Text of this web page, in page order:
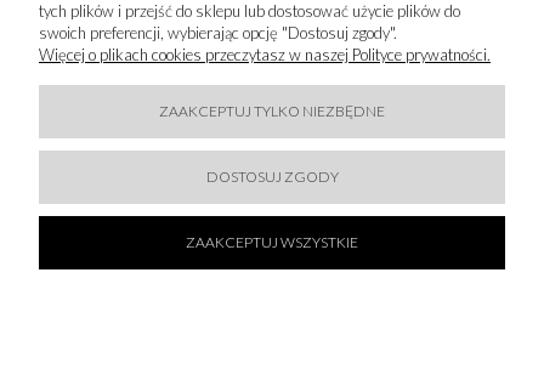
tych plików i przejść do sklepu lub dostosować użycie plików do
swoich preferencji, wybierając opcję "Dostosuj zgody".
Więcej o plikach cookies przeczytasz w naszej Polityce prywatności.
ZAAKCEPTUJ TYLKO NIEZBĘDNE
DOSTOSUJ ZGODY
ZAAKCEPTUJ WSZYSTKIE